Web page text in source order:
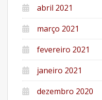
abril 2021
março 2021
fevereiro 2021
janeiro 2021
dezembro 2020